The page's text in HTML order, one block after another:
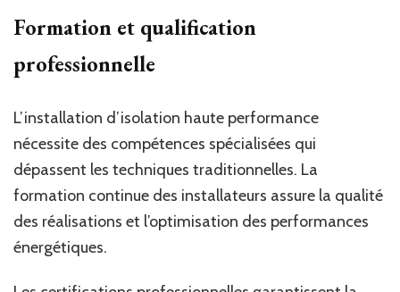
Formation et qualification
professionnelle
L’installation d’isolation haute performance
nécessite des compétences spécialisées qui
dépassent les techniques traditionnelles. La
formation continue des installateurs assure la qualité
des réalisations et l’optimisation des performances
énergétiques.